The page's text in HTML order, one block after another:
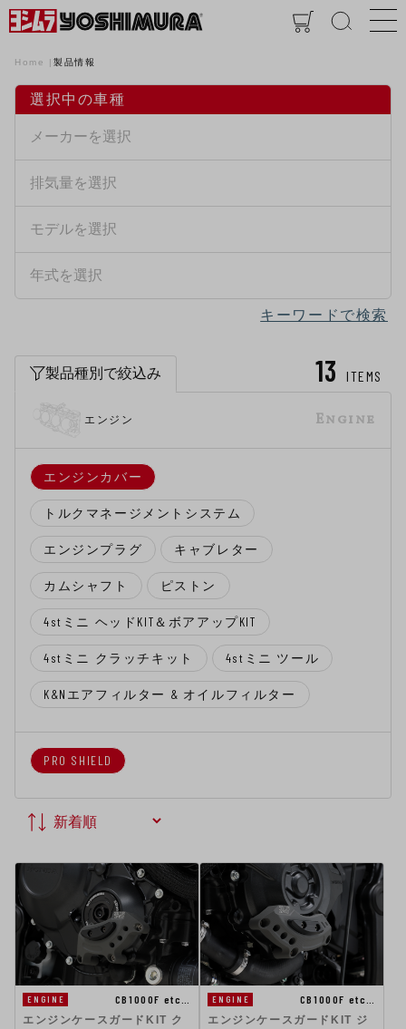
Home 製品情報
選択中の車種
キーワードで検索
13 ITEMS
製品種別で絞込み
Engine
エンジン
エンジンカバー
トルクマネージメントシステム
エンジンプラグ キャブレター
カムシャフト ピストン
4stミニ ヘッドKIT＆ボアアップKIT
4stミニ クラッチキット 4stミニ ツール
K&Nエアフィルター & オイルフィルター
PRO SHIELD
ENGINE
CB1000F etc…
エンジンケースガードKIT ク
ENGINE
CB1000F etc…
エンジンケースガードKIT ジ